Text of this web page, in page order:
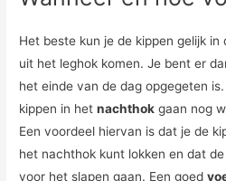
Het beste kun je de kippen gelijk in
uit het leghok komen. Je bent er
het einde van de dag opgegeten
kippen in hetnachthok gaan nog
Een voordeel hiervan is dat je de
het nachthok kunt lokken en dat
voor het slapen gaan. Een goed